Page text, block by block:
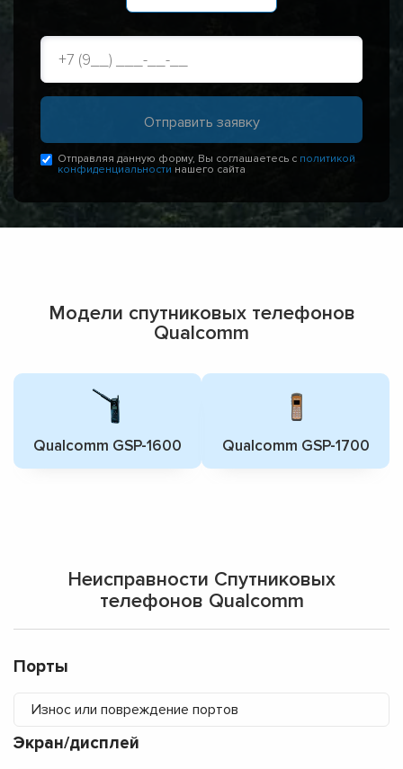
Отправляя данную форму, Вы соглашаетесь с политикой
конфиденциальности нашего сайта
Модели спутниковых телефонов
Qualcomm
Qualcomm GSP-1600 Qualcomm GSP-1700
Неисправности Спутниковых
телефонов Qualcomm
Порты
Износ или повреждение портов
Экран/дисплей